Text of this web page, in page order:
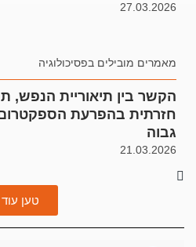
27.03.2026
מאמרים מובילים בפסיכולוגיה
הקשר בין תיאוריית הנפש,
חזרתית בהפרעת
גבוה
21.03.2026
טען עוד